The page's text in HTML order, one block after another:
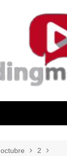
octubre
2